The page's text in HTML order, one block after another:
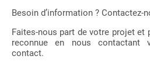
Besoin d’information ? Contactez-
Faites-nous part de votre projet et
reconnue en nous contactant
contact.